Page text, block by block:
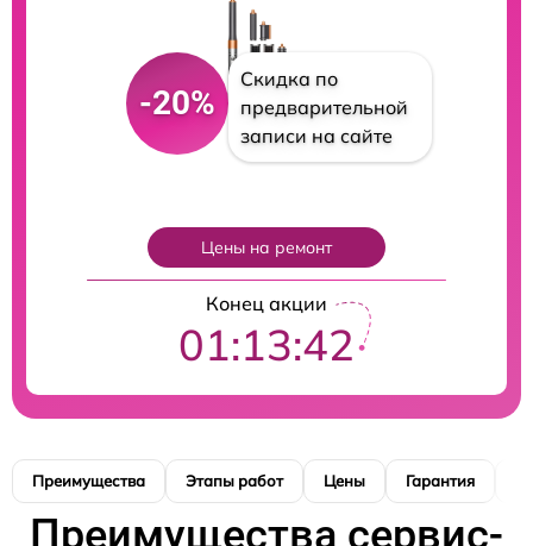
-20%
Скидка по
предварительной
записи на сайте
Цены на ремонт
Конец акции
01:13:41
Преимущества Этапы работ Цены Гарантия
Преимущества сервис-